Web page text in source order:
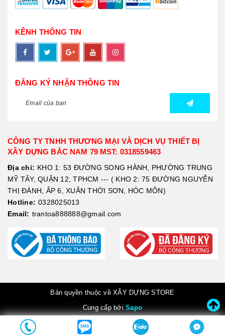
KÊNH THÔNG TIN
ĐĂNG KÝ NHẬN THÔNG TIN
CÔNG TY TNHH THƯƠNG MẠI VÀ DỊCH VỤ THIẾT BỊ
XÂY DỰNG BẮC NAM 79 MST: 0318559463
Địa chỉ: KHO 1: 53 ĐƯỜNG SONG HÀNH, PHƯỜNG TRUNG
MỸ TÂY, QUẬN 12, TPHCM --- ( KHO 2: 75 ĐƯỜNG NGUYỄN
THỊ ĐÀNH, ẤP 6, XUÂN THỚI SƠN, HÓC MÔN)
Hotline: 0328025013
Email: trantoa888888@gmail.com
Bản quyền thuộc về XÂY DỰNG STORE
Cung cấp bởiSapo